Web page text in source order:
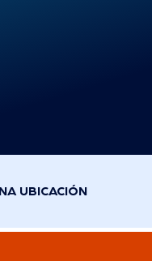
UBICACIÓN